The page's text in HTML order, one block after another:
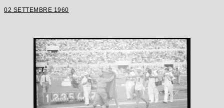
02 SETTEMBRE 1960